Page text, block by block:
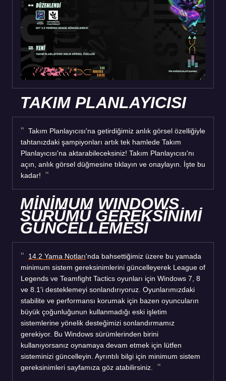
TAKIM PLANLAYICISI
Takım Planlayıcısı'na getirdiğimiz anlık görsel özelliğiyle
tahtanızdaki şampiyonları artık tek hamlede Takım
Planlayıcısı'na aktarabileceksiniz! Takım Planlayıcısı'nı
açın, anlık görsel düğmesine tıklayın ve onaylayın. İşte bu
kadar!
MİNİMUM WINDOWS
SÜRÜMÜ GEREKSİNİMİ
GÜNCELLEMESİ
14.2 Yama Notları'nda bahsettiğimiz üzere bu yamada
minimum sistem gereksinimlerini güncelleyerek League of
Legends ve Teamfight Tactics oyunları için Windows 7, 8
ve 8.1'i desteklemeyi sonlandırıyoruz. Oyunlarımızdaki
stabilite ve performansı korumak için bazen oyuncuların
büyük çoğunluğunun kullanmadığı eski işletim
sistemlerine yönelik desteğimizi sonlandırmamız
gerekiyor. Bu Windows sürümlerinden birini
kullanıyorsanız oynamaya devam etmek için lütfen
sisteminizi güncelleyin. Ayrıntılı bilgi için minimum sistem
gereksinimleri sayfamıza göz atabilirsiniz.